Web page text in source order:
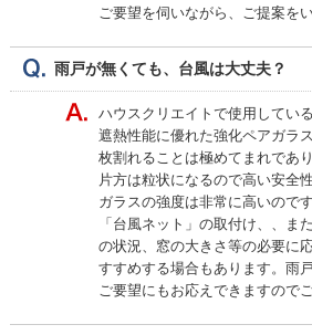
ご要望を伺いながら、ご提案を
雨戸が無くても、台風は大丈夫？
ハウスクリエイトで使用してい
遮熱性能に優れた強化ペアガラ
枚割れることは極めてまれであ
片方は粒状になるので高い安全
ガラスの強度は非常に高いので
「台風ネット」の取付け、、ま
の状況、窓の大きさ等の必要に
すすめする場合もあります。雨
ご要望にもお応えできますので